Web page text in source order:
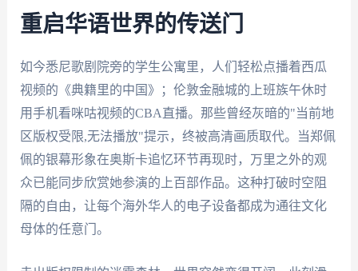
重启华语世界的传送门
如今悉尼歌剧院旁的学生公寓里，人们轻松点播着西瓜
视频的《典籍里的中国》；伦敦金融城的上班族午休时
用手机看咪咕视频的CBA直播。那些曾经灰暗的"当前地
区版权受限,无法播放"提示，终被高清画质取代。当郑佩
佩的银幕形象在奥斯卡追忆环节再现时，万里之外的观
众已能同步欣赏她参演的上百部作品。这种打破时空阻
隔的自由，让每个海外华人的电子设备都成为通往文化
母体的任意门。